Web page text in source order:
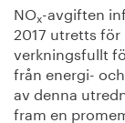
NOx-avgiften
2017 utretts
verkningsfullt
från energi-
av denna
fram en